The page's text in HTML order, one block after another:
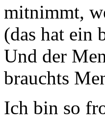
mitnimmt,
(das hat ein
Und der
brauchts
Ich bin so